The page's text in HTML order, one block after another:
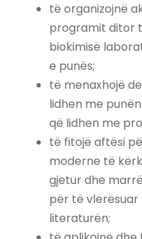
të organizojnë
programit ditor
biokimisë
e punës;
të menaxhojë
lidhen me
që lidhen me
të fitojë aftësi
moderne të
gjetur dhe
për të
literaturën;